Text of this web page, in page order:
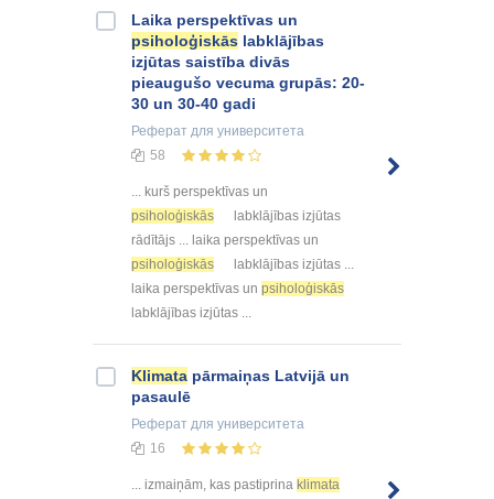
Laika perspektīvas un
psiholoģiskās labklājības
izjūtas saistība divās
pieaugušo vecuma grupās: 20-
30 un 30-40 gadi
Реферат для университета
58
... kurš perspektīvas un
psiholoģiskās
labklājības izjūtas
rādītājs ... laika perspektīvas un
psiholoģiskās
labklājības izjūtas ...
laika perspektīvas un psiholoģiskās
labklājības izjūtas ...
Klimata pārmaiņas Latvijā un
pasaulē
Реферат для университета
16
... izmaiņām, kas pastiprina klimata